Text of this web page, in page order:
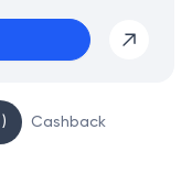
Cashback